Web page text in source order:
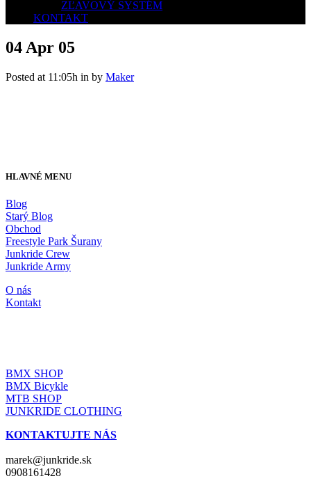
ZĽAVOVÝ SYSTÉM
KONTAKT
04 Apr 05
Posted at 11:05h in by Maker
HLAVNÉ MENU
Blog
Starý Blog
Obchod
Freestyle Park Šurany
Junkride Crew
Junkride Army
O nás
Kontakt
BMX SHOP
BMX Bicykle
MTB SHOP
JUNKRIDE CLOTHING
KONTAKTUJTE NÁS
marek@junkride.sk
0908161428